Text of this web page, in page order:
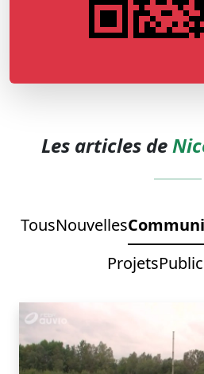
Les articles de
TousNouvelles
Projets